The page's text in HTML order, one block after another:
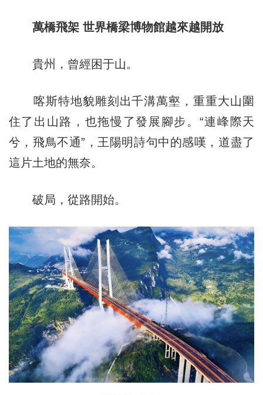
萬橋飛架 世界橋梁博物館越來越開放
貴州，曾經困于山。
喀斯特地貌雕刻出千溝萬壑，重重大山圍
住了出山路，也拖慢了發展腳步。“連峰際天
兮，飛鳥不通”，王陽明詩句中的感嘆，道盡了
這片土地的無奈。
破局，從路開始。